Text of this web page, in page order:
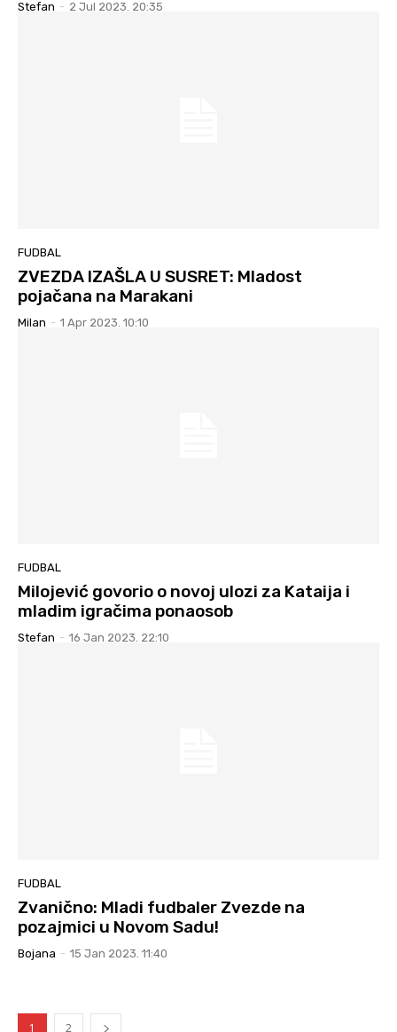
Stefan - 2 Jul 2023. 20:35
FUDBAL
ZVEZDA IZAŠLA U SUSRET: Mladost
pojačana na Marakani
Milan - 1 Apr 2023. 10:10
FUDBAL
Milojević govorio o novoj ulozi za Kataija i
mladim igračima ponaosob
Stefan - 16 Jan 2023. 22:10
FUDBAL
Zvanično: Mladi fudbaler Zvezde na
pozajmici u Novom Sadu!
Bojana - 15 Jan 2023. 11:40
1 2